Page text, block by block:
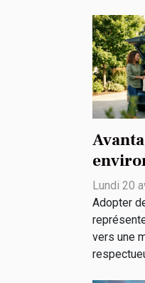
Lundi 20
Adopter
vers une